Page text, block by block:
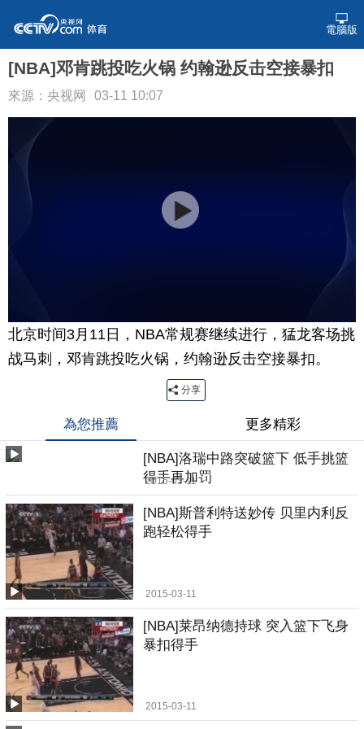
電腦版
[NBA]邓肯跳投吃火锅 约翰逊反击空接暴扣
來源：央视网 03-11 10:07
北京时间3月11日，NBA常规赛继续进行，猛龙客场挑
战马刺，邓肯跳投吃火锅，约翰逊反击空接暴扣。
分享
為您推薦 更多精彩
[NBA]洛瑞中路突破篮下 低手挑篮
得手再加罚
2015-03-11
[NBA]斯普利特送妙传 贝里内利反
跑轻松得手
2015-03-11
[NBA]莱昂纳德持球 突入篮下飞身
暴扣得手
2015-03-11